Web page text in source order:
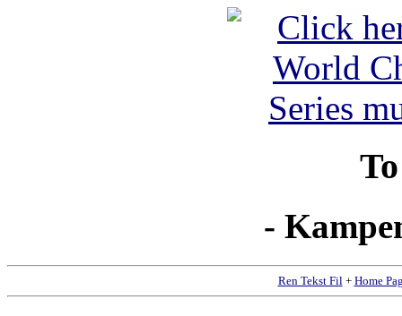
-
Ren Tekst Fil+ Home